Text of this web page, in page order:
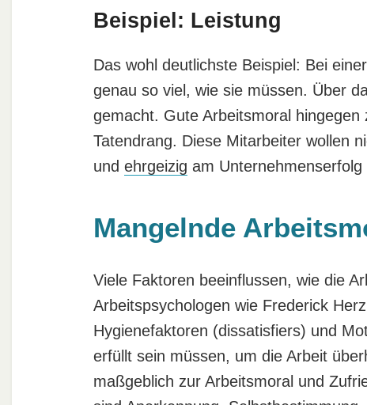
Beispiel: Leistung
Das wohl deutlichste Beispiel: Bei
genau so viel, wie sie müssen. Über
gemacht. Gute Arbeitsmoral hingegen
Tatendrang. Diese Mitarbeiter wollen
und ehrgeizig am Unternehmenserfolg
Mangelnde
Viele Faktoren beeinflussen, wie die
Arbeitspsychologen wie Frederick
Hygienefaktoren (dissatisfiers) und
erfüllt sein müssen, um die Arbeit
maßgeblich zur Arbeitsmoral und